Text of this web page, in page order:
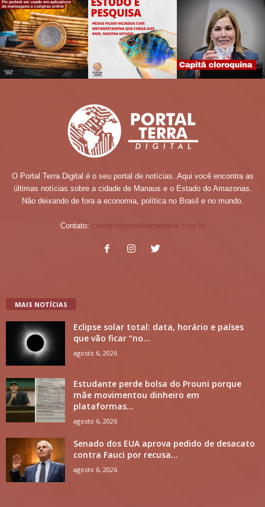
O Portal Terra Digital é o seu portal de notícias. Aqui você encontra as
últimas notícias sobre a cidade de Manaus e o Estado do Amazonas.
Não deixando de fora a economia, política no Brasil e no mundo.
Contato: contato@portalterradigital.com.br
MAIS NOTÍCIAS
Eclipse solar total: data, horário e países
que vão ficar “no...
agosto 6, 2026
Estudante perde bolsa do Prouni porque
mãe movimentou dinheiro em
plataformas...
agosto 6, 2026
Senado dos EUA aprova pedido de desacato
contra Fauci por recusa...
agosto 6, 2026